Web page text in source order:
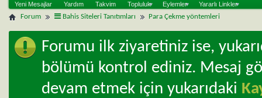
Yeni Mesajlar Yardım Takvim Topluluk Eylemler Yararlı Linkler
Forum Bahis Siteleri Tanıtımları Para Çekme yöntemleri
Forumu ilk ziyaretiniz ise,
bölümü kontrol ediniz. Mesaj
devam etmek için yukarıdaki